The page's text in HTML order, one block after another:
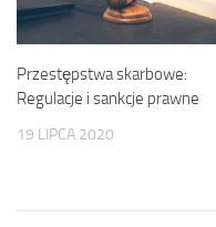
Przestępstwa skarbowe:
Regulacje i sankcje prawne
19 LIPCA 2020